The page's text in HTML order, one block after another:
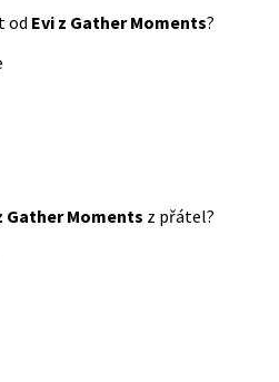
od Evi z Gather Moments?
Gather Moments z přátel?